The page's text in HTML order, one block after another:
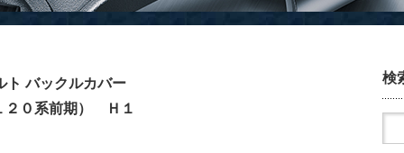
ト バックルカバー
２０系前期） Ｈ１
検